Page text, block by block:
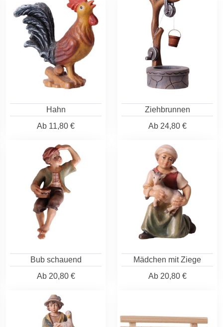
Hahn
Ab 11,80 €
Ziehbrunnen
Ab24,80 €
Bub schauend
Ab20,80 €
Mädchen mit Ziege
Ab20,80 €